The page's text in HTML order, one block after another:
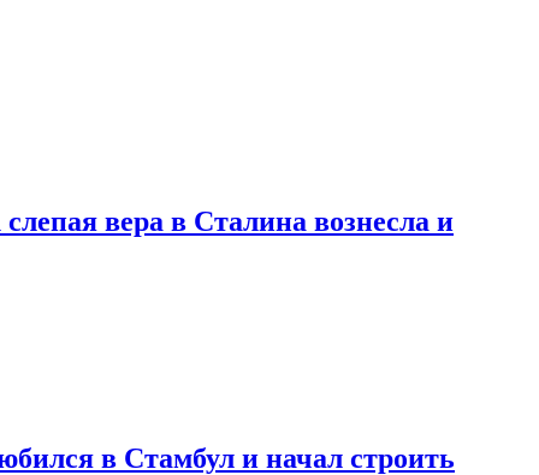
вера в Сталина вознесла и
в Стамбул и начал строить